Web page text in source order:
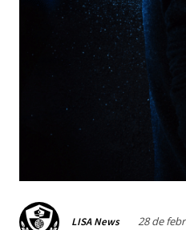
LISA News 28 de